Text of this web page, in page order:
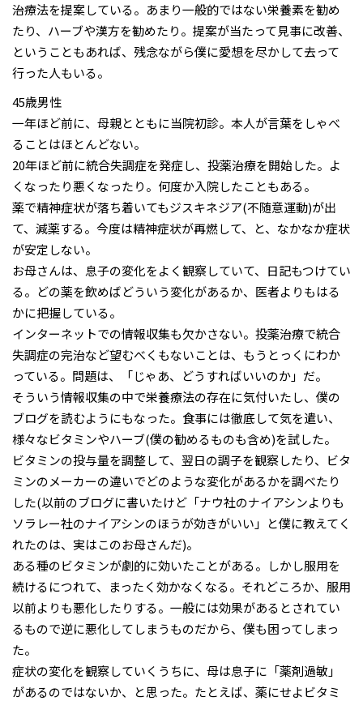
治療法を提案している。あまり一般的ではない栄養素を勧め
たり、ハーブや漢方を勧めたり。提案が当たって見事に改善、
ということもあれば、残念ながら僕に愛想を尽かして去って
行った人もいる。
45歳男性
一年ほど前に、母親とともに当院初診。本人が言葉をしゃべ
ることはほとんどない。
20年ほど前に統合失調症を発症し、投薬治療を開始した。よ
くなったり悪くなったり。何度か入院したこともある。
薬で精神症状が落ち着いてもジスキネジア(不随意運動)が出
て、減薬する。今度は精神症状が再燃して、と、なかなか症状
が安定しない。
お母さんは、息子の変化をよく観察していて、日記もつけてい
る。どの薬を飲めばどういう変化があるか、医者よりもはる
かに把握している。
インターネットでの情報収集も欠かさない。投薬治療で統合
失調症の完治など望むべくもないことは、もうとっくにわか
っている。問題は、「じゃあ、どうすればいいのか」だ。
そういう情報収集の中で栄養療法の存在に気付いたし、僕の
ブログを読むようにもなった。食事には徹底して気を遣い、
様々なビタミンやハーブ(僕の勧めるものも含め)を試した。
ビタミンの投与量を調整して、翌日の調子を観察したり、ビタ
ミンのメーカーの違いでどのような変化があるかを調べたり
した(以前のブログに書いたけど「ナウ社のナイアシンよりも
ソラレー社のナイアシンのほうが効きがいい」と僕に教えてく
れたのは、実はこのお母さんだ)。
ある種のビタミンが劇的に効いたことがある。しかし服用を
続けるにつれて、まったく効かなくなる。それどころか、服用
以前よりも悪化したりする。一般には効果があるとされてい
るもので逆に悪化してしまうものだから、僕も困ってしまっ
た。
症状の変化を観察していくうちに、母は息子に「薬剤過敏」
があるのではないか、と思った。たとえば、薬にせよビタミ